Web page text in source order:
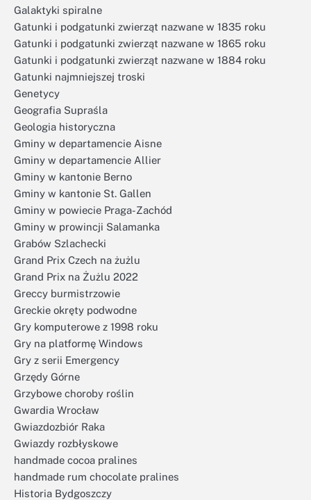
Galaktyki spiralne
Gatunki i podgatunki zwierząt nazwane w 1835 roku
Gatunki i podgatunki zwierząt nazwane w 1865 roku
Gatunki i podgatunki zwierząt nazwane w 1884 roku
Gatunki najmniejszej troski
Genetycy
Geografia Supraśla
Geologia historyczna
Gminy w departamencie Aisne
Gminy w departamencie Allier
Gminy w kantonie Berno
Gminy w kantonie St. Gallen
Gminy w powiecie Praga-Zachód
Gminy w prowincji Salamanka
Grabów Szlachecki
Grand Prix Czech na żużlu
Grand Prix na Żużlu 2022
Greccy burmistrzowie
Greckie okręty podwodne
Gry komputerowe z 1998 roku
Gry na platformę Windows
Gry z serii Emergency
Grzędy Górne
Grzybowe choroby roślin
Gwardia Wrocław
Gwiazdozbiór Raka
Gwiazdy rozbłyskowe
handmade cocoa pralines
handmade rum chocolate pralines
Historia Bydgoszczy